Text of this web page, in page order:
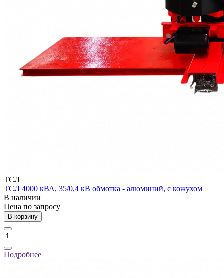
ТСЛ
ТСЛ 4000 кВА, 35/0,4 кВ обмотка - алюминий, с кожухом
В наличии
Цена по запросу
В корзину
Подробнее